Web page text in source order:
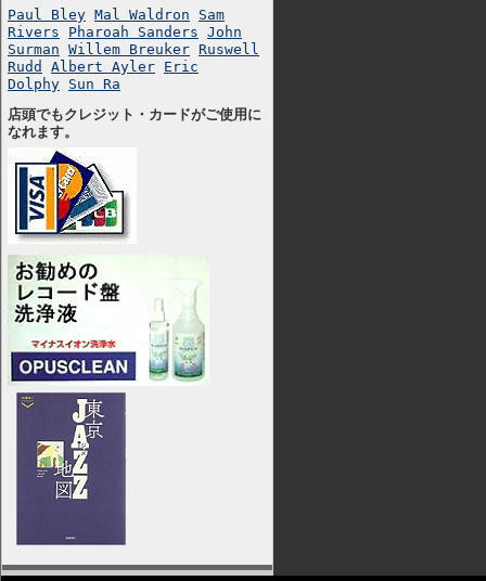
Paul Bley Mal Waldron
Sam
Rivers
Pharoah Sanders John
Surman Willem Breuker Ruswell
Rudd
Albert Ayler Eric
Dolphy Sun Ra
店頭でもクレジット・カードがご使用に
なれます。